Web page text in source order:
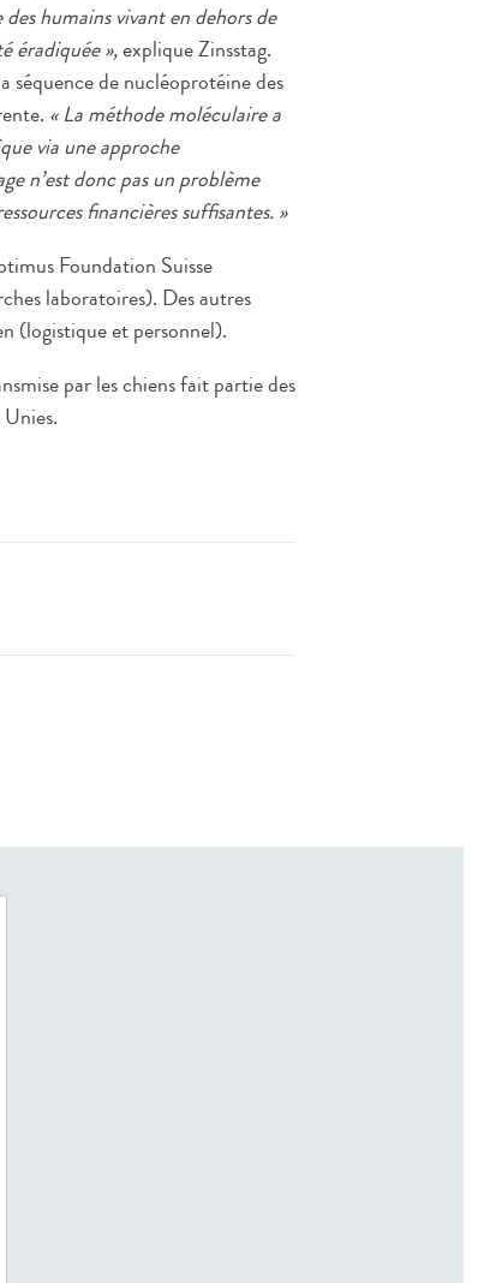
humains vivant en dehors de
éradiquée »,explique Zinsstag.
séquence de nucléoprotéine des
« La méthode moléculaire a
via une approche
n’est donc pas un problème
financières suffisantes. »
Foundation Suisse
laboratoires). Des autres
(logistique et personnel).
par les chiens fait partie des